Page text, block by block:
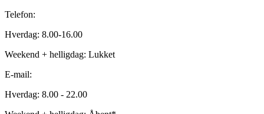
Telefon:
Hverdag: 8.00-16.00
Weekend + helligdag: Lukket
E-mail:
Hverdag: 8.00 - 22.00